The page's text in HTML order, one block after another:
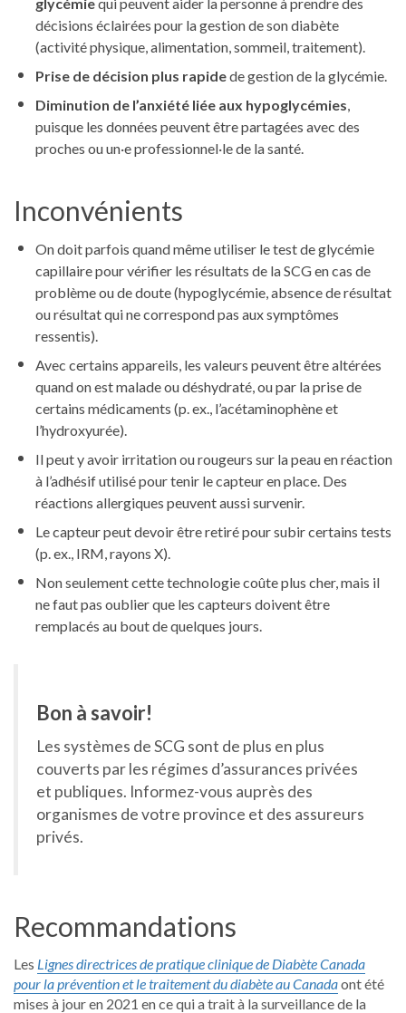
décisions éclairées pour la gestion de son diabète
(activité physique, alimentation, sommeil, traitement).
Prise de décision plus rapidede gestion de la glycémie.
Diminution de l’anxiété liée aux hypoglycémies
puisque les données peuvent être partagées avec des
proches ou un·e professionnel·le de la santé.
Inconvénients
On doit parfois quand même utiliser le test de glycémie
capillaire pour vérifier les résultats de la SCG en cas de
problème ou de doute (hypoglycémie, absence de résultat
ou résultat qui ne correspond pas aux symptômes
ressentis).
Avec certains appareils, les valeurs peuvent être altérées
quand on est malade ou déshydraté, ou par la prise de
certains médicaments (p. ex., l’acétaminophène et
l’hydroxyurée).
Il peut y avoir irritation ou rougeurs sur la peau en réaction
à l’adhésif utilisé pour tenir le capteur en place. Des
réactions allergiques peuvent aussi survenir.
Le capteur peut devoir être retiré pour subir certains tests
(p. ex., IRM, rayons X).
Non seulement cette technologie coûte plus cher, mais il
ne faut pas oublier que les capteurs doivent être
remplacés au bout de quelques jours.
Bon à savoir!
Les systèmes de SCG sont de plus en plus
couverts par les régimes d’assurances privées
et publiques. Informez-vous auprès des
organismes de votre province et des assureurs
privés.
Recommandations
Les Lignes directrices de pratique clinique de Diabète Canada
pour la prévention et le traitement du diabète au Canadaont été
mises à jour en 2021 en ce qui a trait à la surveillance de la